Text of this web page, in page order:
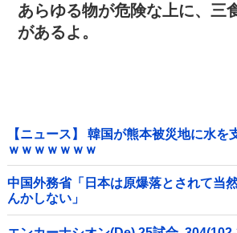
あらゆる物が危険な上に、三
があるよ。
【ニュース】 韓国が熊本被災地に水
ｗｗｗｗｗｗｗ
中国外務省「日本は原爆落とされて当
んかしない」